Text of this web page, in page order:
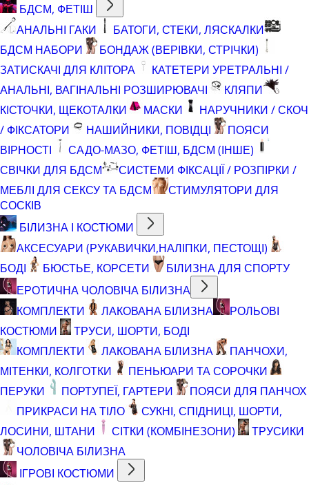
БДСМ, ФЕТІШ
АНАЛЬНІ ГАКИ
БАТОГИ, СТЕКИ, ЛЯСКАЛКИ
БДСМ НАБОРИ
БОНДАЖ (ВЕРІВКИ, СТРІЧКИ)
ЗАТИСКАЧІ ДЛЯ КЛІТОРА
КАТЕТЕРИ УРЕТРАЛЬНІ /
АНАЛЬНІ, ВАГІНАЛЬНІ РОЗШИРЮВАЧІ
КЛЯПИ
КІСТОЧКИ, ЩЕКОТАЛКИ
МАСКИ
НАРУЧНИКИ / СКОЧ
/ ФІКСАТОРИ
НАШИЙНИКИ, ПОВІДЦІ
ПОЯСИ
ВІРНОСТІ
САДО-МАЗО, ФЕТІШ, БДСМ (ІНШЕ)
СВІЧКИ ДЛЯ БДСМ
СИСТЕМИ ФІКСАЦІЇ / РОЗПІРКИ /
МЕБЛІ ДЛЯ СЕКСУ ТА БДСМ
СТИМУЛЯТОРИ ДЛЯ
СОСКІВ
БІЛИЗНА І КОСТЮМИ
АКСЕСУАРИ (РУКАВИЧКИ,НАЛІПКИ, ПЕСТОЩІ)
БОДІ
БЮСТЬЕ, КОРСЕТИ
БІЛИЗНА ДЛЯ СПОРТУ
ЕРОТИЧНА ЧОЛОВІЧА БІЛИЗНА
КОМПЛЕКТИ
ЛАКОВАНА БІЛИЗНА
РОЛЬОВІ
КОСТЮМИ
ТРУСИ, ШОРТИ, БОДІ
КОМПЛЕКТИ
ЛАКОВАНА БІЛИЗНА
ПАНЧОХИ,
МІТЕНКИ, КОЛГОТКИ
ПЕНЬЮАРИ ТА СОРОЧКИ
ПЕРУКИ
ПОРТУПЕЇ, ГАРТЕРИ
ПОЯСИ ДЛЯ ПАНЧОХ
ПРИКРАСИ НА ТІЛО
СУКНІ, СПІДНИЦІ, ШОРТИ,
ЛОСИНИ, ШТАНИ
СІТКИ (КОМБІНЕЗОНИ)
ТРУСИКИ
ЧОЛОВІЧА БІЛИЗНА
ІГРОВІ КОСТЮМИ